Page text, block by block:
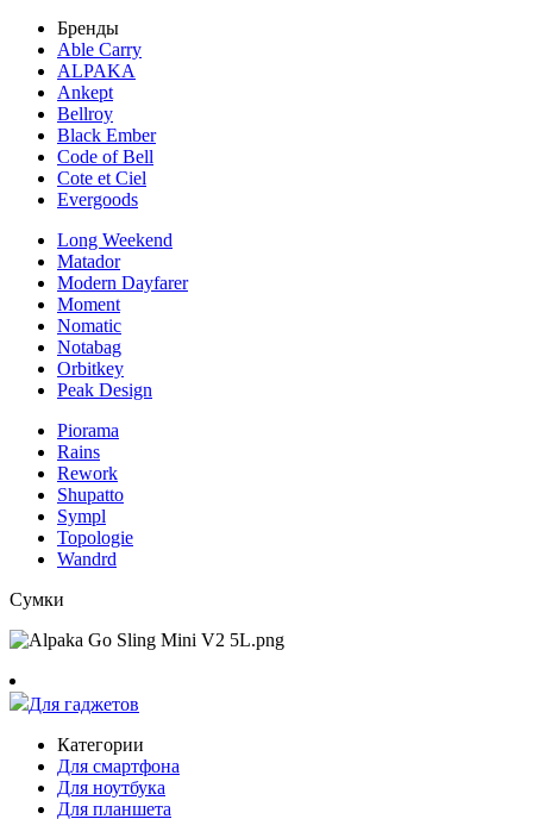
Бренды
Able Carry
ALPAKA
Ankept
Bellroy
Black Ember
Code of Bell
Cote et Ciel
Evergoods
Long Weekend
Matador
Modern Dayfarer
Moment
Nomatic
Notabag
Orbitkey
Peak Design
Piorama
Rains
Rework
Shupatto
Sympl
Topologie
Wandrd
Сумки
Для гаджетов
Категории
Для смартфона
Для ноутбука
Для планшета